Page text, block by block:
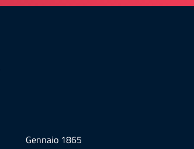
Gennaio 1865